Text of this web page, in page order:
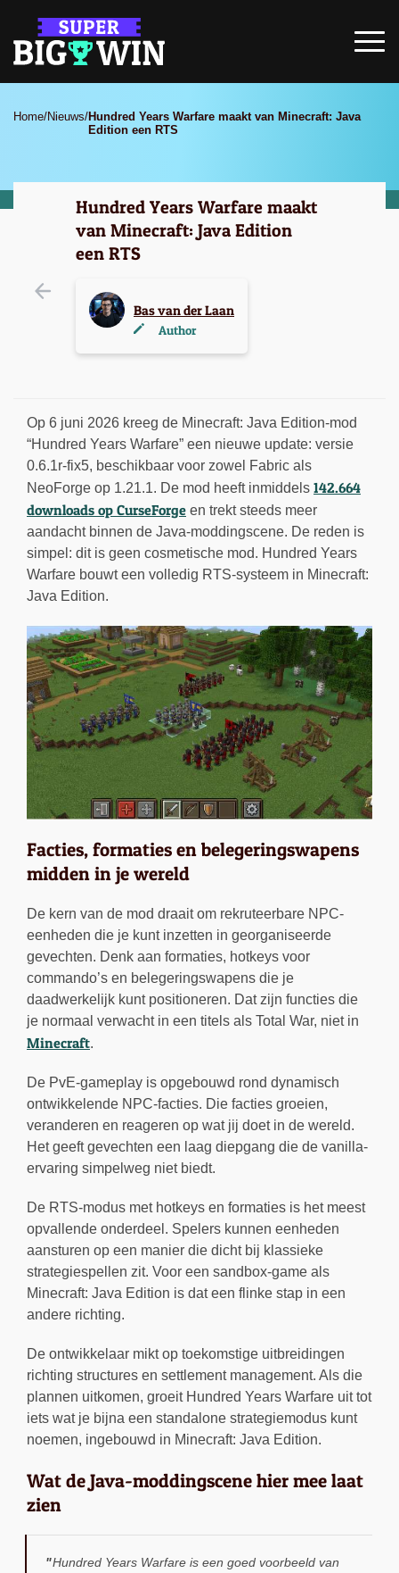
Home/Nieuws/Hundred Years Warfare maakt van Minecraft: Java
Edition een RTS
Hundred Years Warfare maakt
van Minecraft: Java Edition
een RTS
Bas van der Laan
Author
Op 6 juni 2026 kreeg de Minecraft: Java Edition-mod
“Hundred Years Warfare” een nieuwe update: versie
0.6.1r-fix5, beschikbaar voor zowel Fabric als
NeoForge op 1.21.1. De mod heeft inmiddels 142.664
downloads op CurseForge en trekt steeds meer
aandacht binnen de Java-moddingscene. De reden is
simpel: dit is geen cosmetische mod. Hundred Years
Warfare bouwt een volledig RTS-systeem in Minecraft:
Java Edition.
Facties, formaties en belegeringswapens
midden in je wereld
De kern van de mod draait om rekruteerbare NPC-
eenheden die je kunt inzetten in georganiseerde
gevechten. Denk aan formaties, hotkeys voor
commando’s en belegeringswapens die je
daadwerkelijk kunt positioneren. Dat zijn functies die
je normaal verwacht in een titels als Total War, niet in
Minecraft.
De PvE-gameplay is opgebouwd rond dynamisch
ontwikkelende NPC-facties. Die facties groeien,
veranderen en reageren op wat jij doet in de wereld.
Het geeft gevechten een laag diepgang die de vanilla-
ervaring simpelweg niet biedt.
De RTS-modus met hotkeys en formaties is het meest
opvallende onderdeel. Spelers kunnen eenheden
aansturen op een manier die dicht bij klassieke
strategiespellen zit. Voor een sandbox-game als
Minecraft: Java Edition is dat een flinke stap in een
andere richting.
De ontwikkelaar mikt op toekomstige uitbreidingen
richting structures en settlement management. Als die
plannen uitkomen, groeit Hundred Years Warfare uit tot
iets wat je bijna een standalone strategiemodus kunt
noemen, ingebouwd in Minecraft: Java Edition.
Wat de Java-moddingscene hier mee laat
zien
Hundred Years Warfare is een goed voorbeeld van